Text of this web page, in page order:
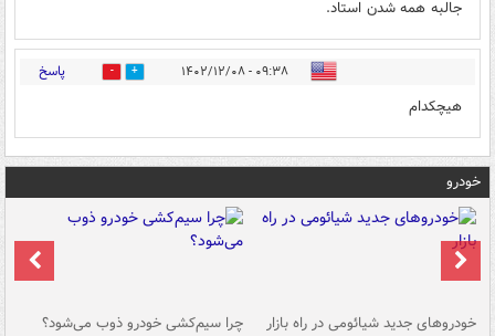
جالبه همه شدن استاد.
۰۹:۳۸ - ۱۴۰۲/۱۲/۰۸ 0 پاسخ
هیچکدام
خودرو
خودروهای جدید شیائومی در راه بازار چرا سیم‌کشی خودرو ذوب می‌شود؟